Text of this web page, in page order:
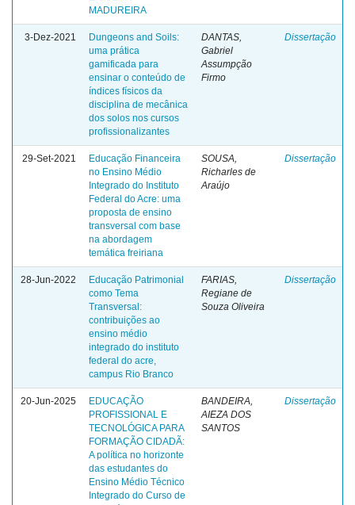
MADUREIRA
3-Dez-2021
Dungeons and Soils:
uma prática
gamificada para
ensinar o conteúdo de
índices físicos da
disciplina de mecânica
dos solos nos cursos
profissionalizantes
DANTAS,
Gabriel
Assumpção
Firmo
Dissertação
29-Set-2021
Educação Financeira
no Ensino Médio
Integrado do Instituto
Federal do Acre: uma
proposta de ensino
transversal com base
na abordagem
temática freiriana
SOUSA,
Richarles de
Araújo
Dissertação
28-Jun-2022
Educação Patrimonial
como Tema
Transversal:
contribuições ao
ensino médio
integrado do instituto
federal do acre,
campus Rio Branco
FARIAS,
Regiane de
Souza Oliveira
Dissertação
20-Jun-2025
EDUCAÇÃO
PROFISSIONAL E
TECNOLÓGICA PARA
FORMAÇÃO CIDADÃ:
A política no horizonte
das estudantes do
Ensino Médio Técnico
Integrado do Curso de
BANDEIRA,
AIEZA DOS
SANTOS
Dissertação